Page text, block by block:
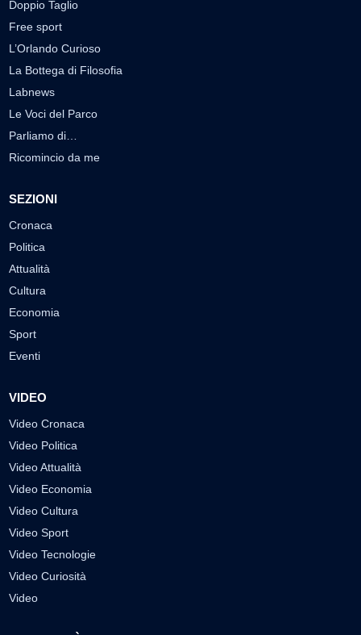
Doppio Taglio
Free sport
L’Orlando Curioso
La Bottega di Filosofia
Labnews
Le Voci del Parco
Parliamo di…
Ricomincio da me
SEZIONI
Cronaca
Politica
Attualità
Cultura
Economia
Sport
Eventi
VIDEO
Video Cronaca
Video Politica
Video Attualità
Video Economia
Video Cultura
Video Sport
Video Tecnologie
Video Curiosità
Video